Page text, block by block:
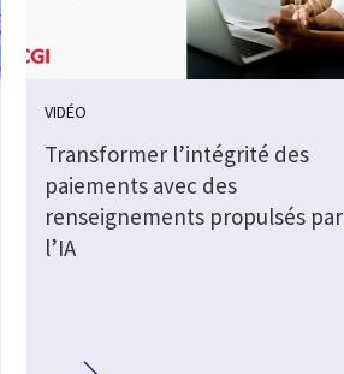
VIDÉO
Transformer l’intégrité des
paiements avec des
renseignements propulsés par
l’IA